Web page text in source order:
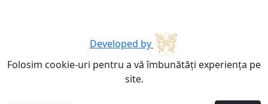
Developed by
Folosim cookie-uri pentru a vă îmbunătăți experiența pe
site.